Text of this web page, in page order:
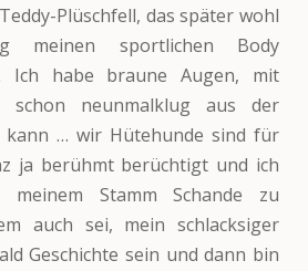
Plüschfell, das später wohl
meinen sportlichen Body
Ich habe braune Augen, mit
neunmalklug aus der
kann … wir Hütehunde sind für
ja berühmt berüchtigt und ich
Stamm Schande zu
auch sei, mein schlacksiger
Geschichte sein und dann bin